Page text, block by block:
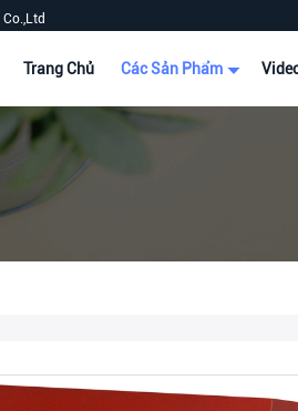
Trang Chủ Các Sản Phẩm